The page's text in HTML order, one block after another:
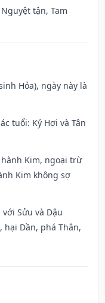
tận, Tam
Hỏa), ngày này là
tuổi: Kỷ Hợi và Tân
Kim, ngoại trừ
Kim không sợ
Sửu và Dậu
hại Dần, phá Thân,